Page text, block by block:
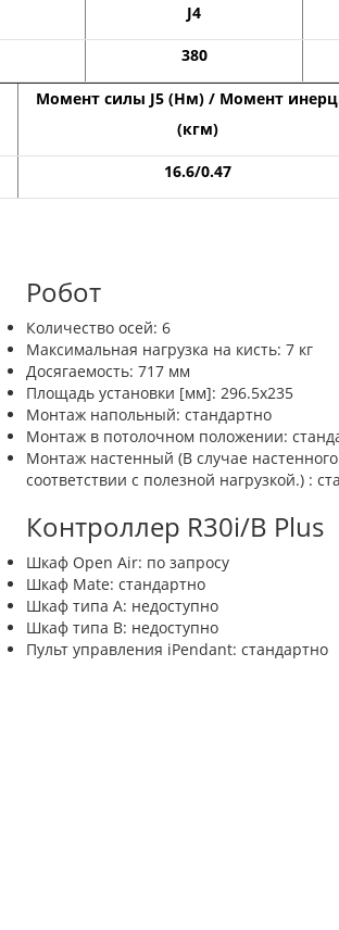
J4
380
Момент силы J5 (Нм) / Момент
(кгм)
16.6/0.47
Робот
Количество осей: 6
Максимальная нагрузка на кисть: 7 кг
Досягаемость: 717 мм
Площадь установки [мм]: 296.5х235
Монтаж напольный: стандартно
Монтаж в потолочном положении:
Монтаж настенный (В случае
соответствии с полезной нагрузкой.) :
Контроллер R30i/B Plus
Шкаф Open Air: по запросу
Шкаф Mate: стандартно
Шкаф типа A: недоступно
Шкаф типа B: недоступно
Пульт управления iPendant: стандартно